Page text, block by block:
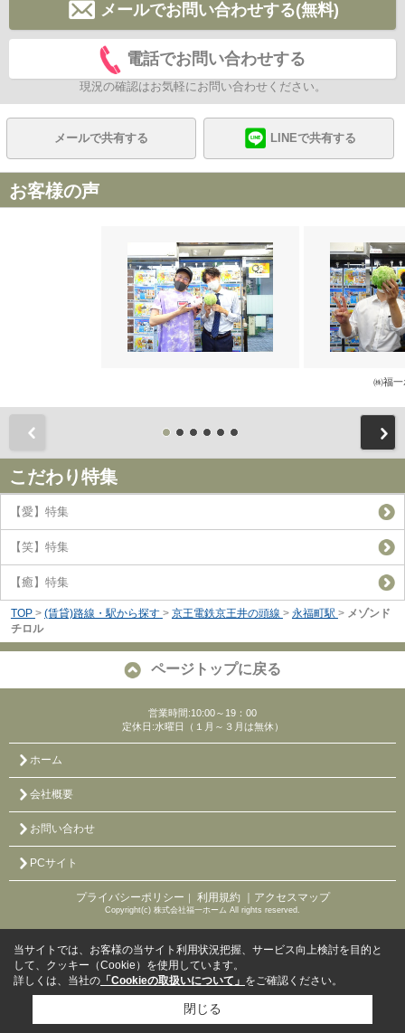
メールでお問い合わせする(無料)
電話でお問い合わせする
現況の確認はお気軽にお問い合わせください。
メールで共有する LINEで共有する
お客様の声
㈱福一
こだわり特集
【愛】特集
【笑】特集
【癒】特集
TOP > (賃貸)路線・駅から探す > 京王電鉄京王井の頭線 > 永福町駅 > メゾンド
チロル
ページトップに戻る
営業時間:10:00～19：00
定休日:水曜日（１月～３月は無休）
ホーム
会社概要
お問い合わせ
PCサイト
プライバシーポリシー ｜ 利用規約 ｜アクセスマップ
Copyright(c) 株式会社福一ホーム All rights reserved.
当サイトでは、お客様の当サイト利用状況把握、サービス向上検討を目的と
して、クッキー（Cookie）を使用しています。
詳しくは、当社の 「Cookieの取扱いについて」 をご確認ください。
閉じる